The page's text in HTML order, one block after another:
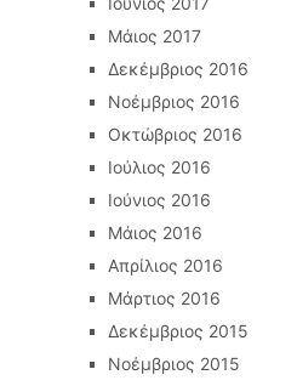
Μάιος 2017
Δεκέμβριος 2016
Νοέμβριος 2016
Οκτώβριος 2016
Ιούλιος 2016
Ιούνιος 2016
Μάιος 2016
Απρίλιος 2016
Μάρτιος 2016
Δεκέμβριος 2015
Νοέμβριος 2015